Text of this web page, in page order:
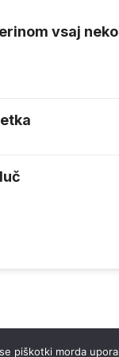
vsaj
piškotki morda